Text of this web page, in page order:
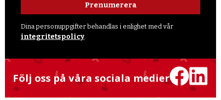
Prenumerera
Dina personuppgifter behandlas i enlighet med vår
integritetspolicy
Följ oss på våra sociala medier